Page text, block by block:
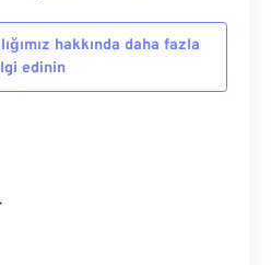
hakkında daha fazla
edinin